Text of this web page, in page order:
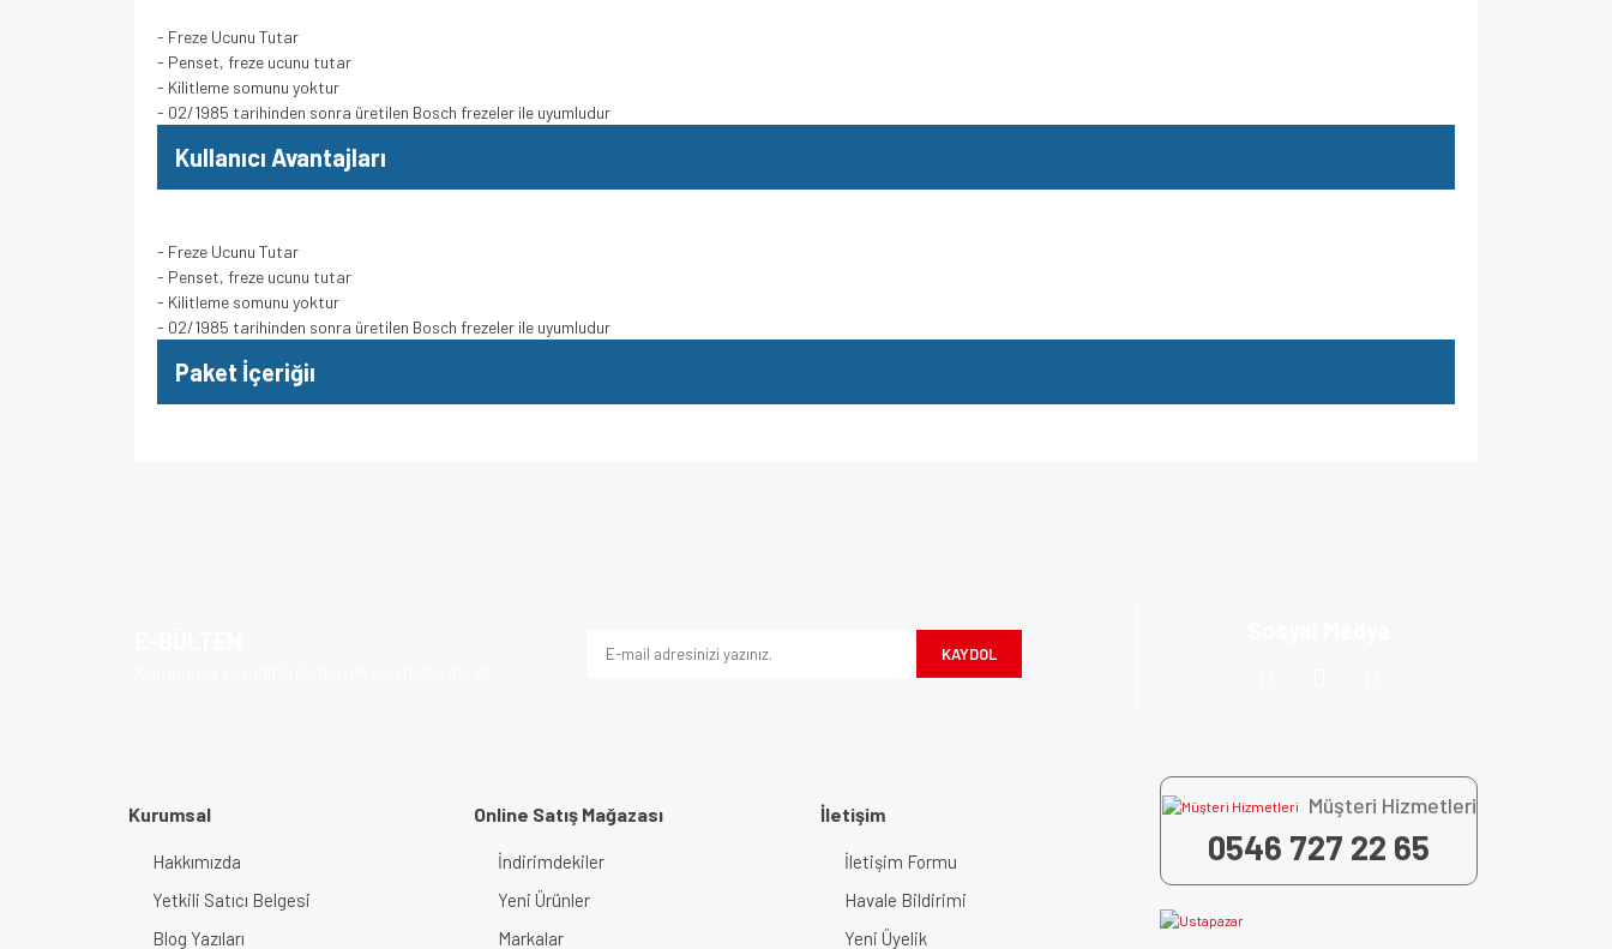
- Freze Ucunu Tutar
- Penset, freze ucunu tutar
- Kilitleme somunu yoktur
- 02/1985 tarihinden sonra üretilen Bosch frezeler ile uyumludur
Kullanıcı Avantajları
- Freze Ucunu Tutar
- Penset, freze ucunu tutar
- Kilitleme somunu yoktur
- 02/1985 tarihinden sonra üretilen Bosch frezeler ile uyumludur
Paket İçeriğiı
KAYDOL
Kurumsal
Hakkımızda
Yetkili Satıcı Belgesi
Blog Yazıları
Online Satış Mağazası
İndirimdekiler
Yeni Ürünler
Markalar
İletişim
İletişim Formu
Havale Bildirimi
Yeni Üyelik
Müşteri Hizmetleri
0546 727 22 65